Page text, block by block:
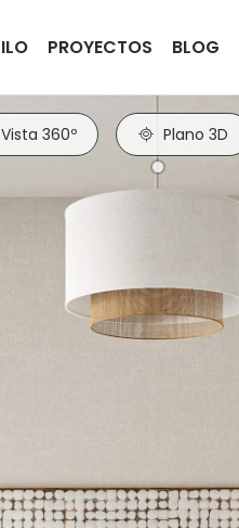
PROYECTOS BLOG
Vista 360º Plano 3D